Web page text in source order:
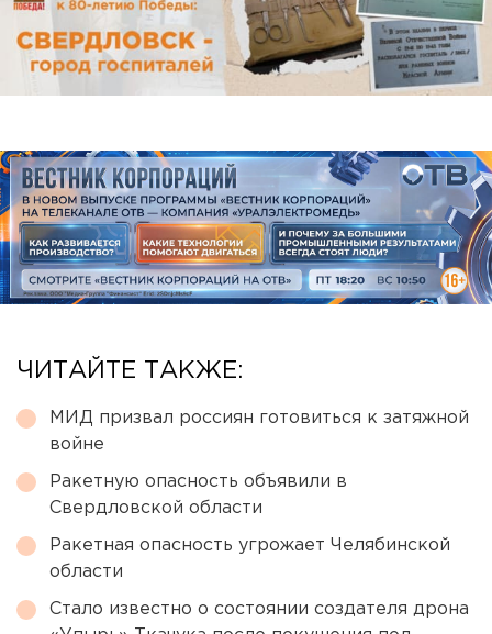
ЧИТАЙТЕ ТАКЖЕ:
МИД призвал россиян готовиться к затяжной
войне
Ракетную опасность объявили в
Свердловской области
Ракетная опасность угрожает Челябинской
области
Стало известно о состоянии создателя дрона